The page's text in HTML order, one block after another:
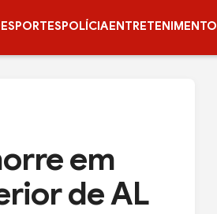
ESPORTESPOLÍCIAENTRETENIMENTO
em
de AL